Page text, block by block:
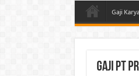
Gaji
Gaji PT